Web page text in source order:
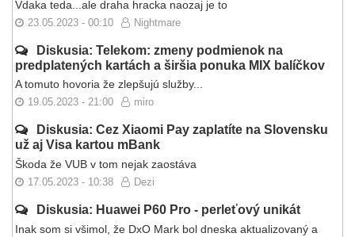
Vdaka teda...ale draha hracka naozaj je to
23.05.2023 - 00:10 Nightmare
Diskusia: Telekom: zmeny podmienok na
predplatených kartách a širšia ponuka MIX balíčkov
A tomuto hovoria že zlepšujú služby...
19.05.2023 - 21:00 miro
Diskusia: Cez Xiaomi Pay zaplatíte na Slovensku
už aj Visa kartou mBank
Škoda že VUB v tom nejak zaostáva
17.05.2023 - 10:38 Dezi
Diskusia: Huawei P60 Pro - perleťový unikát
Inak som si všimol, že DxO Mark bol dneska aktualizovaný a